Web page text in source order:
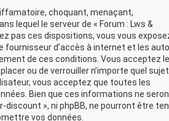
choquant, menaçant,
lequel le serveur de « Forum : Lws &
pas ces dispositions, vous vous
fournisseur d’accès à internet et les
de ces conditions. Vous acceptez
ou de verrouiller n’importe quel
vous acceptez que toutes les
Bien que ces informations ne
», ni phpBB, ne pourront être
vos données.